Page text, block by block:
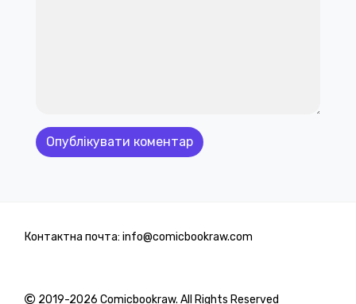
Контактна почта: info@comicbookraw.com
2019-2026 Comicbookraw. All Rights Reserved